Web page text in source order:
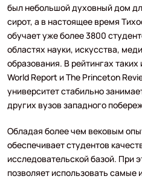
был небольшой духовный дом
сирот, а в настоящее время
обучает уже более 3800
областях науки, искусства,
образования. В рейтингах таких
World Report и The Princeton
университет стабильно
других вузов западного
Обладая более чем вековым
обеспечивает студентов
исследовательской базой. При
позволяет использовать самые